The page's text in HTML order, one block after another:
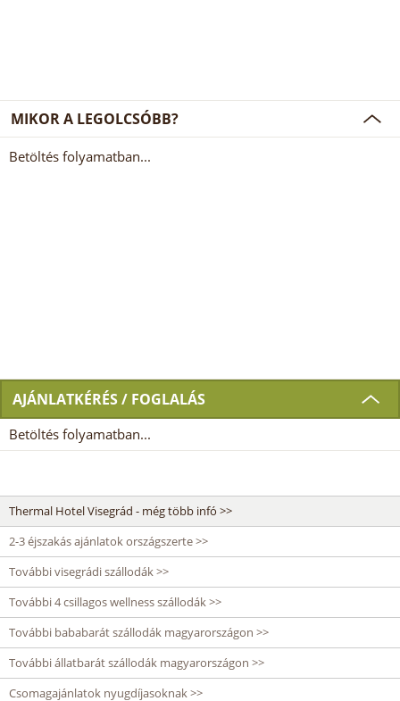
MIKOR A LEGOLCSÓBB?
Betöltés folyamatban...
AJÁNLATKÉRÉS / FOGLALÁS
Betöltés folyamatban...
Thermal Hotel Visegrád - még több infó >>
2-3 éjszakás ajánlatok országszerte >>
További visegrádi szállodák >>
További 4 csillagos wellness szállodák >>
További bababarát szállodák magyarországon >>
További állatbarát szállodák magyarországon >>
Csomagajánlatok nyugdíjasoknak >>